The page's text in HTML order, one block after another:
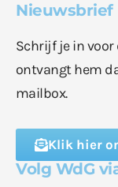
Nieuwsbrief
Schrijf je in voor
ontvangt hem
mailbox.
Klik hier
Volg WdG